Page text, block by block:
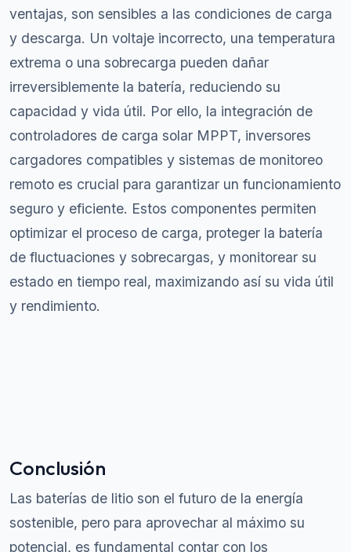
ventajas, son sensibles a las condiciones de carga
y descarga. Un voltaje incorrecto, una temperatura
extrema o una sobrecarga pueden dañar
irreversiblemente la batería, reduciendo su
capacidad y vida útil. Por ello, la integración de
controladores de carga solar MPPT, inversores
cargadores compatibles y sistemas de monitoreo
remoto es crucial para garantizar un funcionamiento
seguro y eficiente. Estos componentes permiten
optimizar el proceso de carga, proteger la batería
de fluctuaciones y sobrecargas, y monitorear su
estado en tiempo real, maximizando así su vida útil
y rendimiento.
Conclusión
Las baterías de litio son el futuro de la energía
sostenible, pero para aprovechar al máximo su
potencial, es fundamental contar con los